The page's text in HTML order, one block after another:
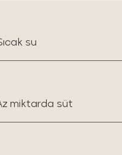
su
miktarda süt